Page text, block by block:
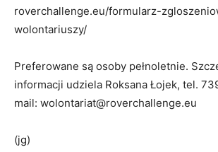
roverchallenge.eu/formularz-
wolontariuszy/
Preferowane są osoby pełnoletnie.
informacji udziela Roksana Łojek, tel.
mail: wolontariat@roverchallenge.eu
(jg)